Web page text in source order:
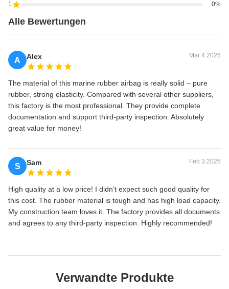
1 0%
Alle Bewertungen
A Alex Mar 4.2026
The material of this marine rubber airbag is really solid – pure
rubber, strong elasticity. Compared with several other suppliers,
this factory is the most professional. They provide complete
documentation and support third-party inspection. Absolutely
great value for money!
S Sam Feb 3.2026
High quality at a low price! I didn’t expect such good quality for
this cost. The rubber material is tough and has high load capacity.
My construction team loves it. The factory provides all documents
and agrees to any third-party inspection. Highly recommended!
Verwandte Produkte